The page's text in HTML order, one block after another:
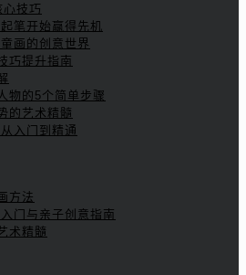
技巧
笔开始赢得先机
画的创意世界
巧提升指南
物的5个简单步骤
的艺术精髓
入门到精通
方法
门与亲子创意指南
术精髓